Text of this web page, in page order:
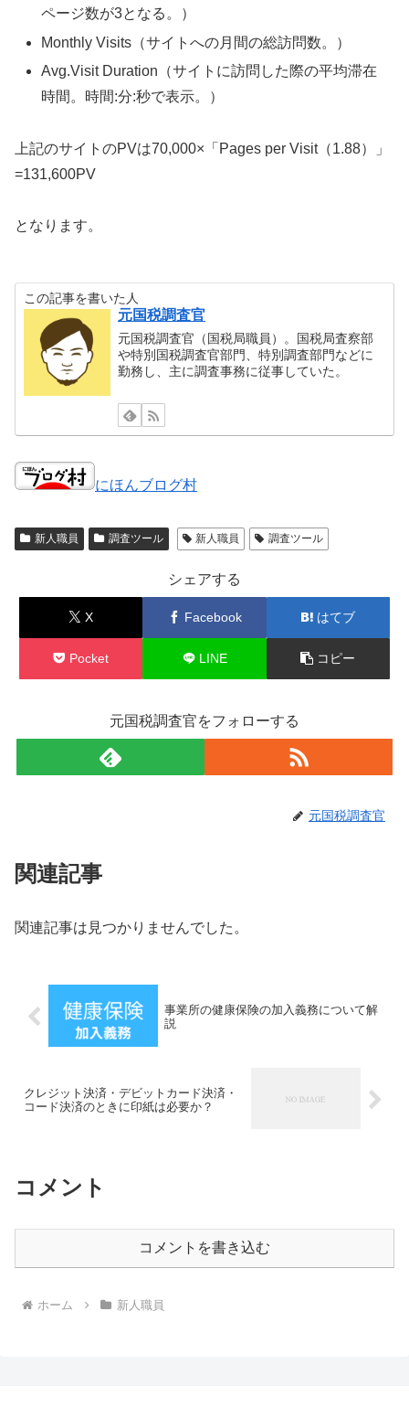
ページ数が3となる。）
Monthly Visits（サイトへの月間の総訪問数。）
Avg.Visit Duration（サイトに訪問した際の平均滞在
時間。時間:分:秒で表示。）
上記のサイトのPVは70,000×「Pages per Visit（1.88）」
=131,600PV
となります。
この記事を書いた人
元国税調査官
元国税調査官（国税局職員）。国税局査察部
や特別国税調査官部門、特別調査部門などに
勤務し、主に調査事務に従事していた。
にほんブログ村
新人職員 調査ツール 新人職員 調査ツール
シェアする
X Facebook はてブ
Pocket LINE コピー
元国税調査官をフォローする
元国税調査官
関連記事
関連記事は見つかりませんでした。
事業所の健康保険の加入義務について解
説
クレジット決済・デビットカード決済・
コード決済のときに印紙は必要か？
コメント
コメントを書き込む
ホーム 新人職員